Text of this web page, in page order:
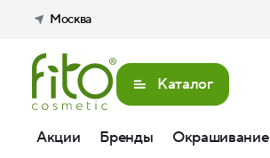
Москва
Каталог
Акции Бренды Окрашивание